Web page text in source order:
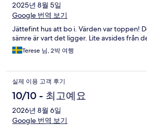
2025년 8월 5일
Google 번역 보기
Jättefint hus att bo i. Värden var toppen!
sämre är vart det ligger. Lite avsides från
Terese 님, 2박 여행
실제 이용 고객 후기
10/10 - 최고예요
2026년 8월 6일
Google 번역 보기